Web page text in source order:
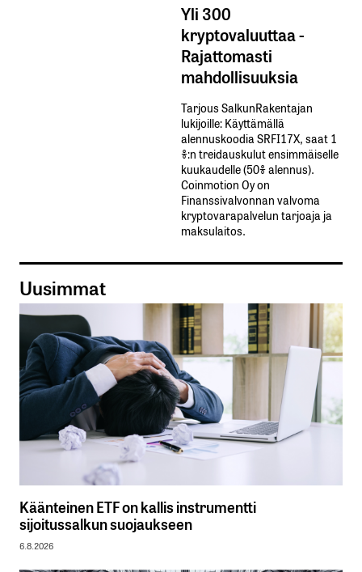
Yli 300
kryptovaluuttaa -
Rajattomasti
mahdollisuuksia
Tarjous SalkunRakentajan
lukijoille: Käyttämällä​ ​
alennuskoodia​ ​SRFI17X,​ ​saat​ ​1
%:n treidauskulut​ ​ensimmäiselle​ ​
kuukaudelle​ ​(50%​ ​alennus).
Coinmotion Oy on
Finanssivalvonnan valvoma
kryptovarapalvelun tarjoaja ja
maksulaitos.
Uusimmat
Käänteinen ETF on kallis instrumentti
sijoitussalkun suojaukseen
6.8.2026